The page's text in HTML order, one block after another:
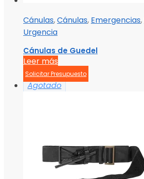
Cánulas,Cánulas, Emergencias,
Urgencia
Cánulas de Guedel
Leer más
Solicitar Presupuesto
Agotado